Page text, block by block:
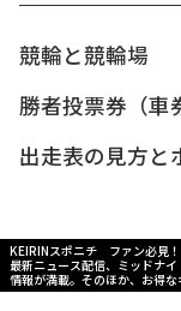
競輪と競輪場
勝者投票券（車
出走表の見方と
KEIRINスポニチ ファン必見！
最新ニュース配信、ミッドナ
情報が満載。そのほか、お得な